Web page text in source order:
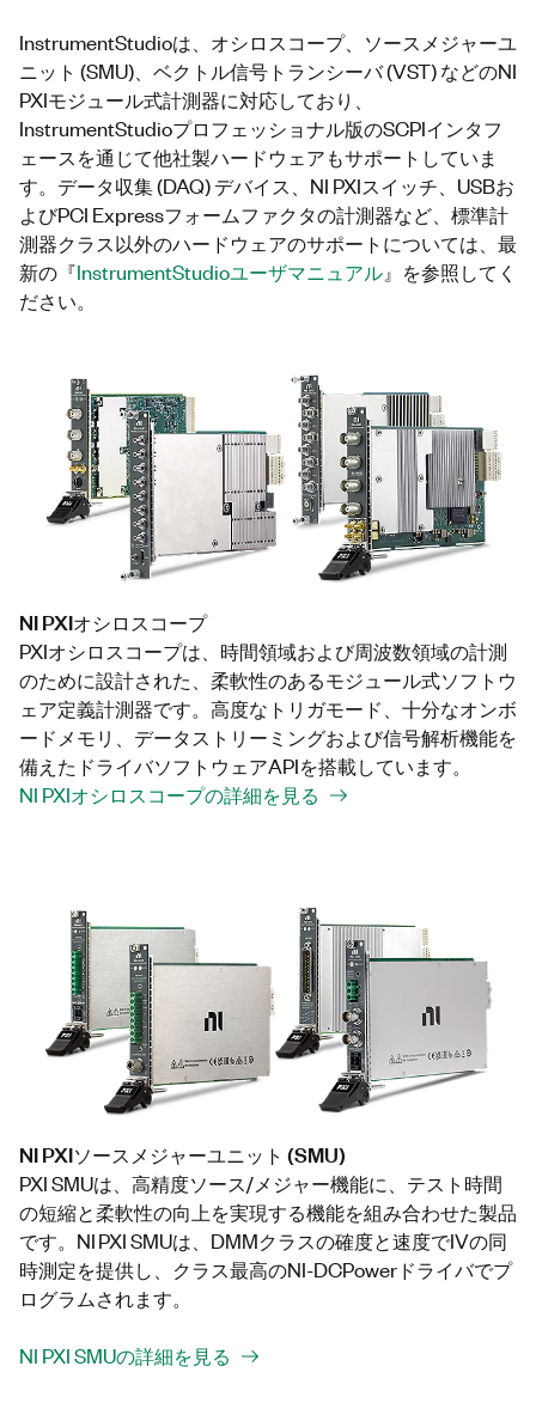
InstrumentStudioは、オシロスコープ、ソースメジャーユ
ニット (SMU)、ベクトル信号トランシーバ (VST) などのNI
PXIモジュール式計測器に対応しており、
InstrumentStudioプロフェッショナル版のSCPIインタフ
ェースを通じて他社製ハードウェアもサポートしていま
す。データ収集 (DAQ) デバイス、NI PXIスイッチ、USBお
よびPCI Expressフォームファクタの計測器など、標準計
測器クラス以外のハードウェアのサポートについては、最
新の『InstrumentStudioユーザマニュアル』を参照してく
ださい。
NI PXIオシロスコープ
PXIオシロスコープは、時間領域および周波数領域の計測
のために設計された、柔軟性のあるモジュール式ソフトウ
ェア定義計測器です。高度なトリガモード、十分なオンボ
ードメモリ、データストリーミングおよび信号解析機能を
備えたドライバソフトウェアAPIを搭載しています。
NI PXIオシロスコープの詳細を見る
NI PXIソースメジャーユニット (SMU)
PXI SMUは、高精度ソース/メジャー機能に、テスト時間
の短縮と柔軟性の向上を実現する機能を組み合わせた製品
です。NI PXI SMUは、DMMクラスの確度と速度でIVの同
時測定を提供し、クラス最高のNI-DCPowerドライバでプ
ログラムされます。
NI PXI SMUの詳細を見る